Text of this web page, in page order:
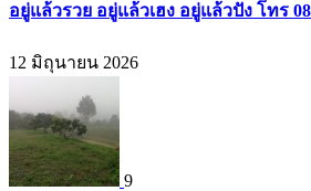
อยู่แล้วรวย อยู่แล้วเฮง อยู่แล้วปัง โทร
12 มิถุนายน 2026
9